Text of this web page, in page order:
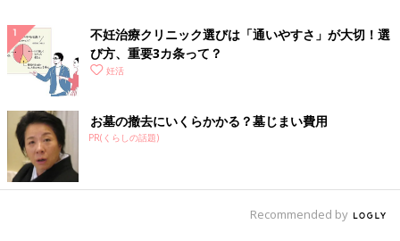
不妊治療クリニック選びは「通いやすさ」が大切！選
び方、重要3カ条って？
妊活
お墓の撤去にいくらかかる？墓じまい費用
PR(くらしの話題)
Recommended by